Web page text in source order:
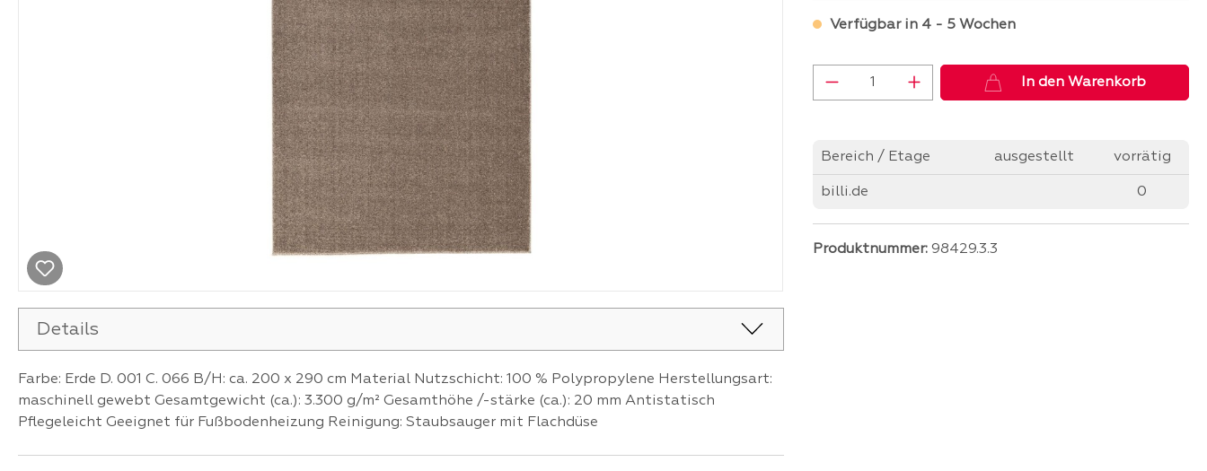
Verfügbar in 4 - 5 Wochen
Produkt Anzahl: Gib denIn den Warenkorb
Bereich / Etage ausgestellt vorrätig
billi.de 0
Produktnummer: 98429.3.3
Details
Farbe: Erde D. 001 C. 066 B/H: ca. 200 x 290 cm Material Nutzschicht: 100 % Polypropylene Herstellungsart:
maschinell gewebt Gesamtgewicht (ca.): 3.300 g/m² Gesamthöhe /-stärke (ca.): 20 mm Antistatisch
Pflegeleicht Geeignet für Fußbodenheizung Reinigung: Staubsauger mit Flachdüse